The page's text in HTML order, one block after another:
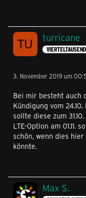
turricane
3. November 2019 um
Bei mir besteht auch
Kündigung vom
sollte diese zum
LTE-Option am 01.11.
schön, wenn dies
könnte.
Max S.